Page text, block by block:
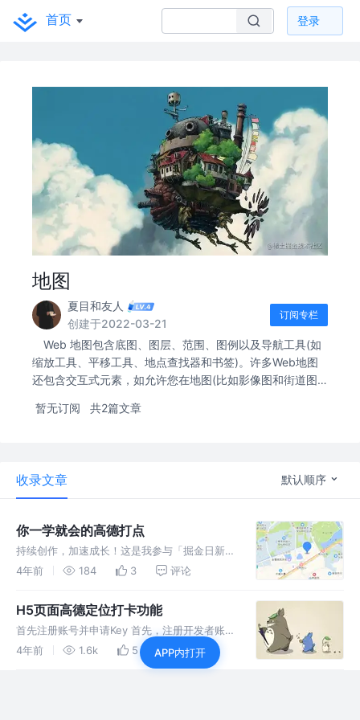
首页 登录
地图
夏目和友人
创建于2022-03-21
订阅专栏
Web 地图包含底图、图层、范围、图例以及导航工具(如
缩放工具、平移工具、地点查找器和书签)。许多Web地图
还包含交互式元素，如允许您在地图(比如影像图和街道图)
以及显示随时间变化的数据的按钮。这些元素由服务和文件
暂无订阅 共2篇文章
收录文章 默认顺序
你一学就会的高德打点
持续创作，加速成长！这是我参与「掘金日新计
划 · 6 月更文挑战」的第2天，点击查看活动详
中「您申请的key值」替换为您刚刚申请的
key； 添加
4年前 184 3 评论
H5页面高德定位打卡功能
首先注册账号并申请Key 首先，注册开发者账
号，成为高德开放平台开发者 登陆之后，在进
入「应用管理」 页面「创建新应用」 为应用添
4年前 1.6k 5 5
APP内打开